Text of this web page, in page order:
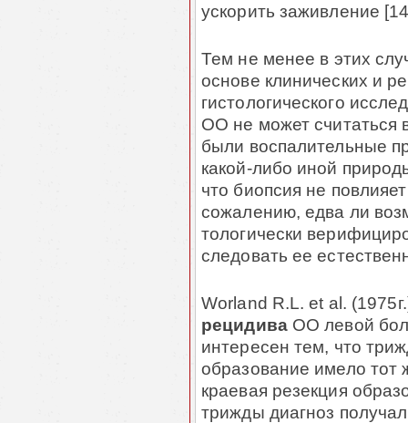
ускорить заживление
Тем не менее в этих
основе клинических и
гистологичес­кого
ОО не может считаться
были воспалитель­ные
какой-либо иной
что биопсия не
сожалению, едва ли
тологически
следовать ее
Worland R.L. et al.
рецидива ОО левой
интересен тем, что
образование имело
краевая резекция
трижды диагноз